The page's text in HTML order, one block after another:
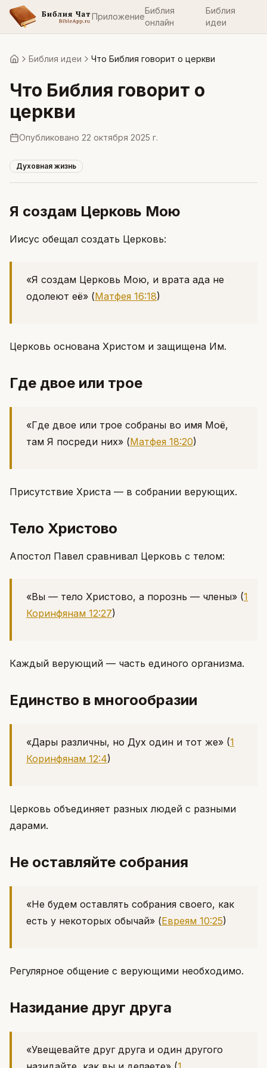
Приложение
Библия
онлайн
Библия
идеи
ГлавнаяБиблия идеи Что Библия говорит о церкви
Что Библия говорит о
церкви
Опубликовано 22 октября 2025 г.
Духовная жизнь
Я создам Церковь Мою
Иисус обещал создать Церковь:
«Я создам Церковь Мою, и врата ада не
одолеют её» (Матфея 16:18)
Церковь основана Христом и защищена Им.
Где двое или трое
«Где двое или трое собраны во имя Моё,
там Я посреди них» (Матфея 18:20)
Присутствие Христа — в собрании верующих.
Тело Христово
Апостол Павел сравнивал Церковь с телом:
«Вы — тело Христово, а порознь — члены» (1
Коринфянам 12:27)
Каждый верующий — часть единого организма.
Единство в многообразии
«Дары различны, но Дух один и тот же» (1
Коринфянам 12:4)
Церковь объединяет разных людей с разными
дарами.
Не оставляйте собрания
«Не будем оставлять собрания своего, как
есть у некоторых обычай» (Евреям 10:25)
Регулярное общение с верующими необходимо.
Назидание друг друга
«Увещевайте друг друга и один другого